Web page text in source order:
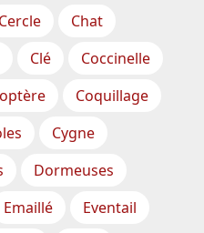
Cercle
Chat
Clé
Coccinelle
Coquillage
Cygne
Dormeuses
Emaillé
Eventail